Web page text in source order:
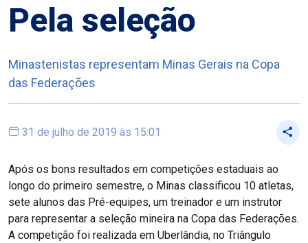
Pela seleção
Minastenistas representam Minas Gerais na Copa
das Federações
31 de julho de 2019 às 15:01
Após os bons resultados em competições estaduais ao
longo do primeiro semestre, o Minas classificou 10 atletas,
sete alunos das Pré-equipes, um treinador e um instrutor
para representar a seleção mineira na Copa das Federações.
A competição foi realizada em Uberlândia, no Triângulo